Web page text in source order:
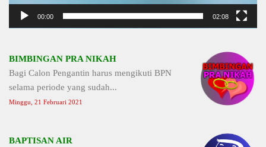
00:00 02:08
BIMBINGAN PRA NIKAH
Bagi Calon Pengantin harus mengikuti BPN
selama periode yang sudah...
Minggu, 21 Februari 2021
BAPTISAN AIR